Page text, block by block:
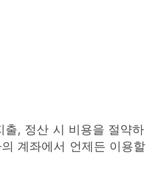
, 정산 시 비용을 절약하
계좌에서 언제든 이용할